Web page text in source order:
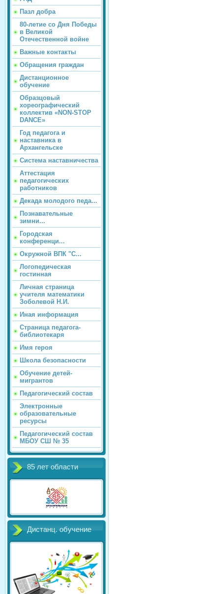
Пазл добра
80-летие со Дня Победы
в Великой
Отечественной войне
Важные контакты
Обращения граждан
Дистанционное
обучение
Образцовый
хореографический
коллектив «NON-STOP
DANCE»
Год педагога и
наставника в
Архангельске
Система наставничества
Аттестация
педагогических
работников
Декада молодого педа...
Познавательные
зимни...
Городская
конференци...
Окружной ВПК "С...
Логопедическая
гостинная
Личная страница
учителя математики
Зоболевой Н.И.
Иная информация
Страница педагога-
библиотекаря
Имя героя
Школа безопасности
Обучение детей-
мигрантов
Педагогический состав
Электронные
образовательные
ресурсы
Педагогический состав
МБОУ СШ № 35
85 лет области
Дистанц. обучение